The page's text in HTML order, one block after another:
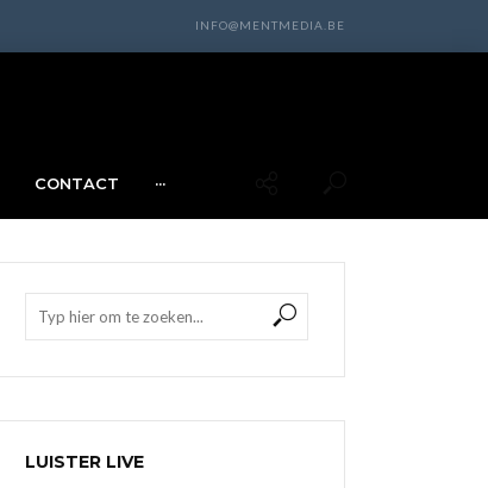
INFO@MENTMEDIA.BE
CONTACT ···
LUISTER LIVE